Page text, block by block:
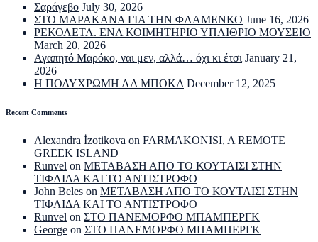
Σαράγεβο July 30, 2026
ΣΤΟ ΜΑΡΑΚΑΝΑ ΓΙΑ ΤΗΝ ΦΛΑΜΕΝΚΟ June 16, 2026
ΡΕΚΟΛΕΤΑ. ΕΝΑ ΚΟΙΜΗΤΗΡΙΟ ΥΠΑΙΘΡΙΟ ΜΟΥΣΕΙΟ
March 20, 2026
Αγαπητό Μαρόκο, ναι μεν, αλλά… όχι κι έτσι January 21,
2026
Η ΠΟΛΥΧΡΩΜΗ ΛΑ ΜΠΟΚΑ December 12, 2025
Recent Comments
Alexandra İzotikova on FARMAKONISI, A REMOTE
GREEK ISLAND
Runvel on ΜΕΤΑΒΑΣΗ ΑΠΟ ΤΟ ΚΟΥΤΑΙΣΙ ΣΤΗΝ
ΤΙΦΛΙΔΑ ΚΑΙ ΤΟ ΑΝΤΙΣΤΡΟΦΟ
John Beles on ΜΕΤΑΒΑΣΗ ΑΠΟ ΤΟ ΚΟΥΤΑΙΣΙ ΣΤΗΝ
ΤΙΦΛΙΔΑ ΚΑΙ ΤΟ ΑΝΤΙΣΤΡΟΦΟ
Runvel on ΣΤΟ ΠΑΝΕΜΟΡΦΟ ΜΠΑΜΠΕΡΓΚ
George on ΣΤΟ ΠΑΝΕΜΟΡΦΟ ΜΠΑΜΠΕΡΓΚ